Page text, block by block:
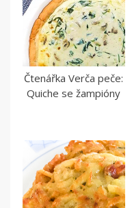
Čtenářka Verča peče:
Quiche se žampióny